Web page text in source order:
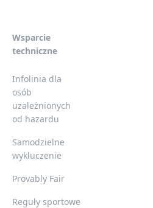
Wsparcie
techniczne
Infolinia dla
osób
uzależnionych
od hazardu
Samodzielne
wykluczenie
Provably Fair
Reguły sportowe